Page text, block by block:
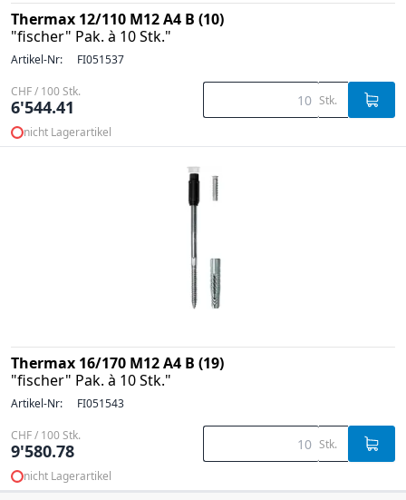
Thermax 12/110 M12 A4 B (10)
"fischer" Pak. à 10 Stk."
Artikel-Nr: FI051537
CHF / 100 Stk.
6'544.41 Stk.
nicht Lagerartikel
Thermax 16/170 M12 A4 B (19)
"fischer" Pak. à 10 Stk."
Artikel-Nr: FI051543
CHF / 100 Stk.
9'580.78 Stk.
nicht Lagerartikel